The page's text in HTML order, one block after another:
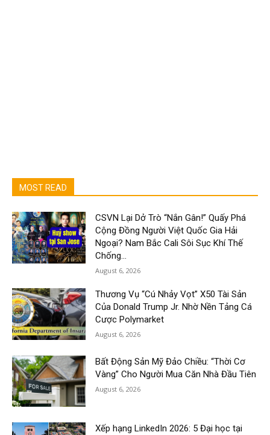
MOST READ
CSVN Lại Dở Trò “Nắn Gân!” Quấy Phá
Cộng Đồng Người Việt Quốc Gia Hải
Ngoại? Nam Bắc Cali Sôi Sục Khí Thế
Chống...
August 6, 2026
Thương Vụ “Cú Nhảy Vọt” X50 Tài Sản
Của Donald Trump Jr. Nhờ Nền Tảng Cá
Cược Polymarket
August 6, 2026
Bất Động Sản Mỹ Đảo Chiều: “Thời Cơ
Vàng” Cho Người Mua Căn Nhà Đầu Tiên
August 6, 2026
Xếp hạng LinkedIn 2026: 5 Đại học tại